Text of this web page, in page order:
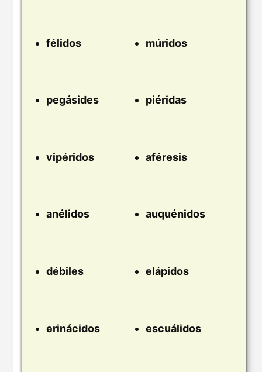
félidos múridos
pegásides piéridas
vipéridos aféresis
anélidos auquénidos
débiles elápidos
erinácidos escuálidos